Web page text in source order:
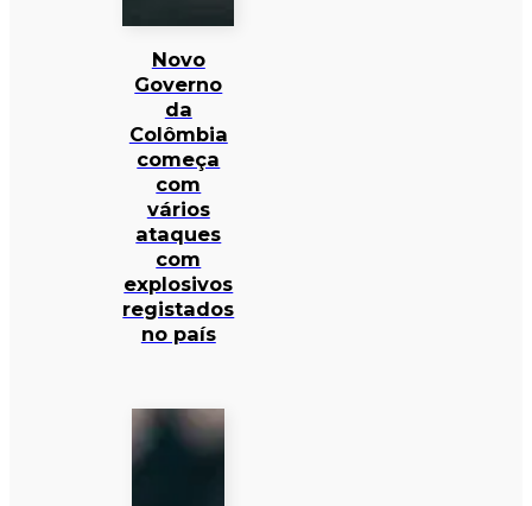
Novo
Governo
da
Colômbia
começa
com
vários
ataques
com
explosivos
registados
no país